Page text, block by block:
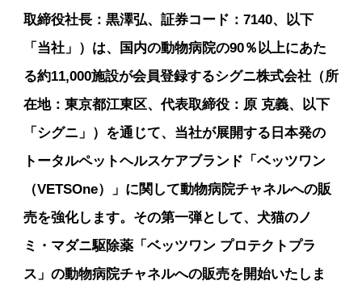
取締役社長：黒澤弘、証券コード：7140、以下
「当社」）は、国内の動物病院の90％以上にあた
る約11,000施設が会員登録するシグニ株式会社（所
在地：東京都江東区、代表取締役：原 克義、以下
「シグニ」）を通じて、当社が展開する日本発の
トータルペットヘルスケアブランド「ベッツワン
（VETSOne）」に関して動物病院チャネルへの販
売を強化します。その第一弾として、犬猫のノ
ミ・マダニ駆除薬「ベッツワン プロテクトプラ
ス」の動物病院チャネルへの販売を開始いたしま